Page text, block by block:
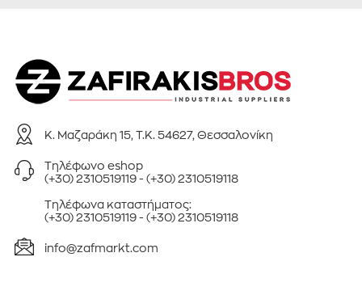
Κ. Μαζαράκη 15, Τ.Κ. 54627, Θεσσαλονίκη
Τηλέφωνo eshop
(+30) 2310519119- (+30) 2310519118
Τηλέφωνa καταστήματος:
(+30) 2310519119- (+30) 2310519118
info@zafmarkt.com